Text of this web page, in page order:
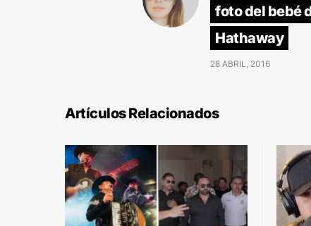
foto del bebé
Hathaway
28 ABRIL, 2016
Artículos Relacionados